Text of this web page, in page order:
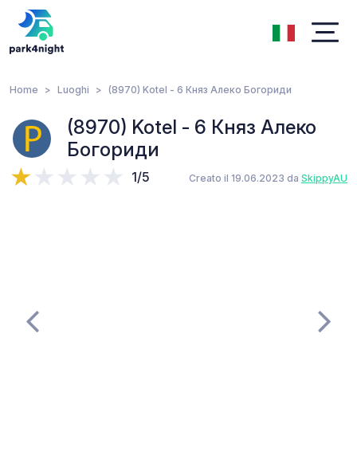
Home Luoghi (8970) Kotel - 6 Княз Алеко Богориди
(8970) Kotel - 6 Княз Алеко
Богориди
1/5 Creato il 19.06.2023 da SkippyAU